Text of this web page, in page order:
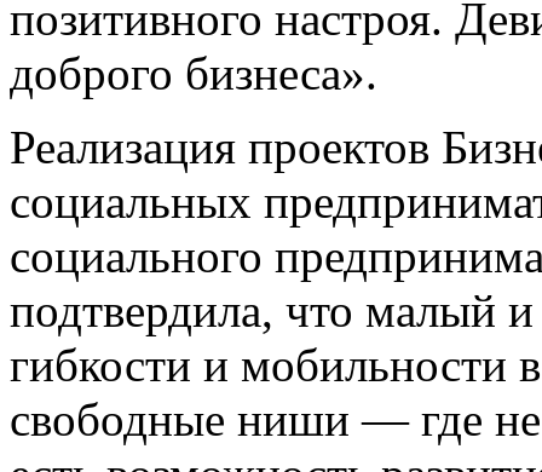
позитивного настроя.
доброго бизнеса».
Реализация проектов
социальных
социального
подтвердила, что малый
гибкости и мобильности
свободные ниши — где